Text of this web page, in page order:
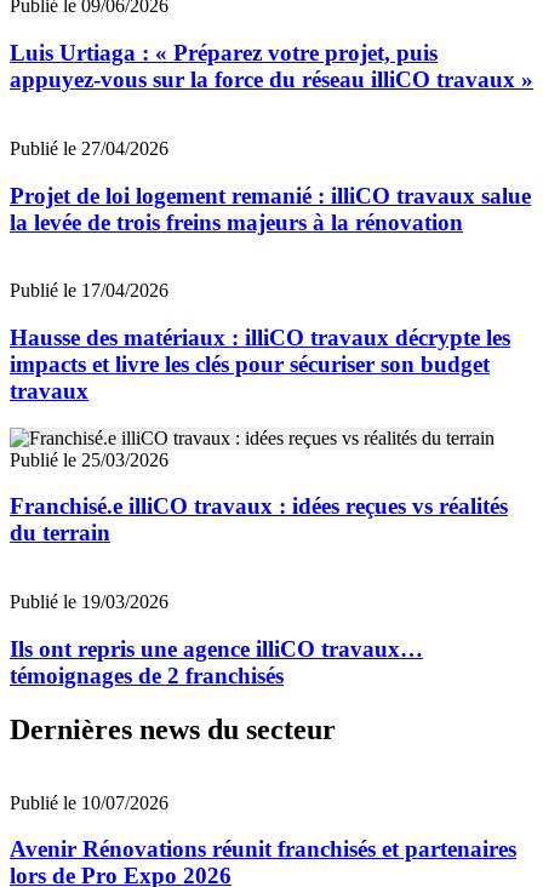
Publié le 09/06/2026
Luis Urtiaga : « Préparez votre projet, puis
appuyez-vous sur la force du réseau illiCO travaux »
Publié le 27/04/2026
Projet de loi logement remanié : illiCO travaux salue
la levée de trois freins majeurs à la rénovation
Publié le 17/04/2026
Hausse des matériaux : illiCO travaux décrypte les
impacts et livre les clés pour sécuriser son budget
travaux
Publié le 25/03/2026
Franchisé.e illiCO travaux : idées reçues vs réalités
du terrain
Publié le 19/03/2026
Ils ont repris une agence illiCO travaux…
témoignages de 2 franchisés
Dernières news du secteur
Publié le 10/07/2026
Avenir Rénovations réunit franchisés et partenaires
lors de Pro Expo 2026